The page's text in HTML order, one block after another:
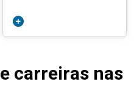
carreiras nas